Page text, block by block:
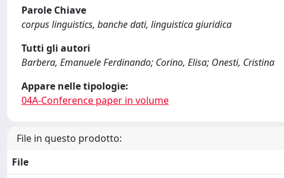
Parole Chiave
corpus linguistics, banche dati, linguistica giuridica
Tutti gli autori
Barbera, Emanuele Ferdinando; Corino, Elisa; Onesti, Cristina
Appare nelle tipologie:
04A-Conference paper in volume
File in questo prodotto:
File